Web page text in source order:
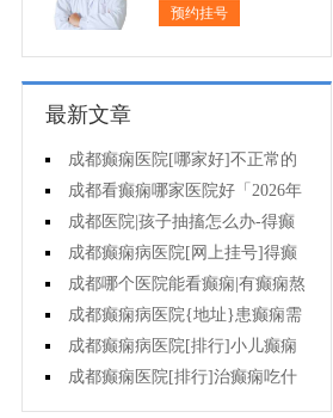
预约挂号
最新文章
成都癫痫医院[哪家好]不正常的
脑电图意味着什么?
成都看癫痫哪家医院好「2026年
度公布」癫痫诊断是要确定病情情
况吗?
成都医院|孩子抽搐怎么办-得癫
痫后不能治疗吗?
成都癫痫病医院[网上挂号]得癫
痫会有哪些问题?
成都哪个医院能看癫痫|有癫痫熬
夜可取吗?
成都癫痫病医院{地址}患癫痫需
住院治疗吗?
成都癫痫病医院[排行]小儿癫痫
要做好哪些预防?
成都癫痫医院[排行]治癫痫吃什
么药好呢?